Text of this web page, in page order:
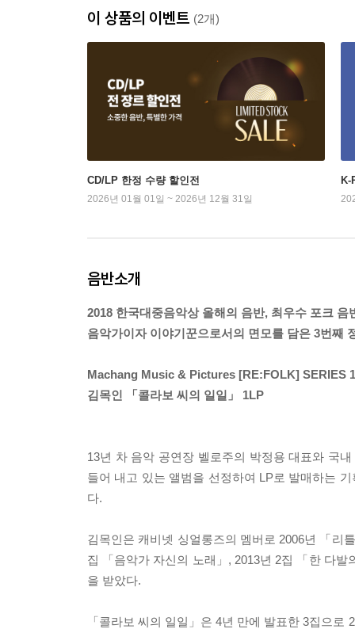
이 상품의 이벤트 (2개)
CD/LP 한정 수량 할인전
2026년 01월 01일 ~ 2026년 12월 31일
K-
음반소개
2018 한국대중음악상 올해의 음반, 최우수 포크 음
음악가이자 이야기꾼으로서의 면모를 담은 3번째
Machang Music & Pictures [RE:FOLK] SERIES 1
김목인 「콜라보 씨의 일일」 1LP
13년 차 음악 공연장 벨로주의 박정용 대표와 국
들어 내고 있는 앨범을 선정하여 LP로 발매하는
다.
김목인은 캐비넷 싱얼롱즈의 멤버로 2006년 「리
집 「음악가 자신의 노래」, 2013년 2집 「한 다발
을 받았다.
「콜라보 씨의 일일」은 4년 만에 발표한 3집으